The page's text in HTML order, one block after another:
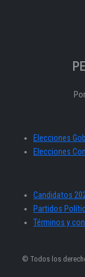
Elecciones
Elecciones
Candidatos
Partidos
Términos y
© Todos los